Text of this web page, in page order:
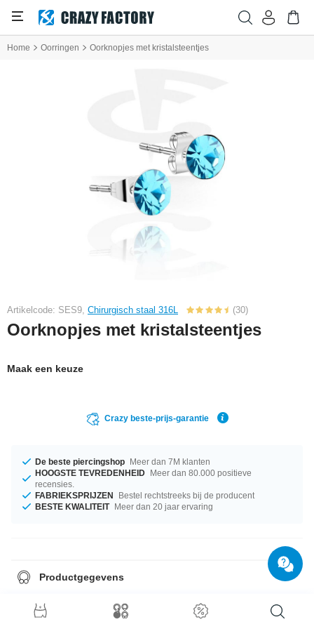
Home Oorringen Oorknopjes met kristalsteentjes
Artikelcode: SES9, Chirurgisch staal 316L (30)
Oorknopjes met kristalsteentjes
Maak een keuze
Crazy beste-prijs-garantie
De beste piercingshop Meer dan 7M klanten
HOOGSTE TEVREDENHEID Meer dan 80.000 positieve
recensies.
FABRIEKSPRIJZEN
Bestel rechtstreeks bij de producent
BESTE KWALITEIT Meer dan 20 jaar ervaring
Productgegevens